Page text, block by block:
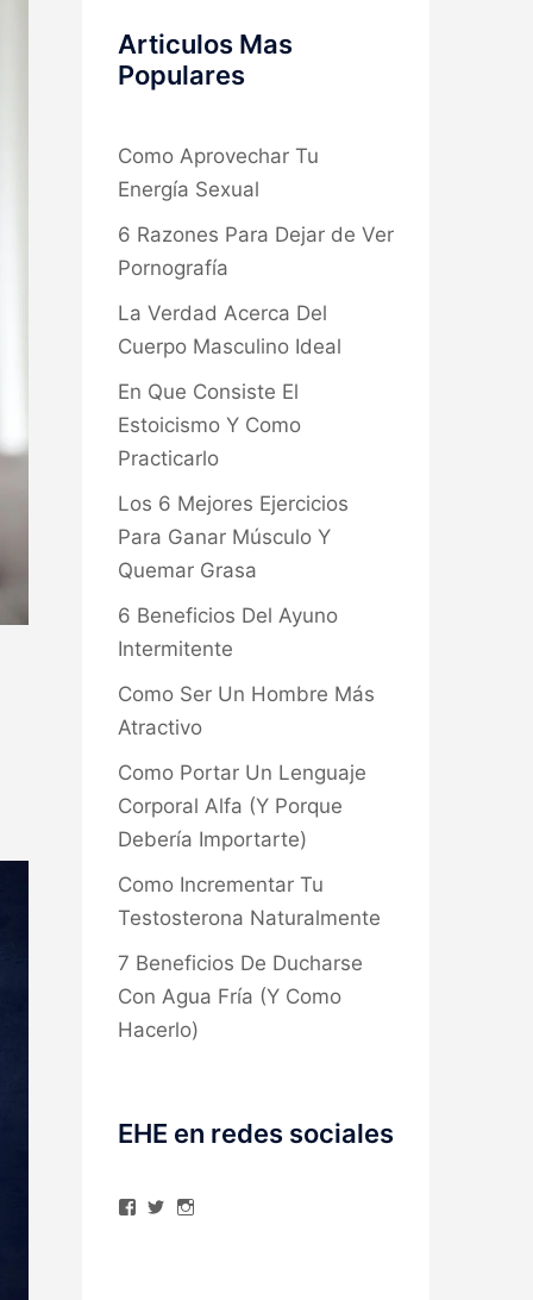
Articulos Mas
Populares
Como Aprovechar Tu
Energía Sexual
6 Razones Para Dejar de Ver
Pornografía
La Verdad Acerca Del
Cuerpo Masculino Ideal
En Que Consiste El
Estoicismo Y Como
Practicarlo
Los 6 Mejores Ejercicios
Para Ganar Músculo Y
Quemar Grasa
6 Beneficios Del Ayuno
Intermitente
Como Ser Un Hombre Más
Atractivo
Como Portar Un Lenguaje
Corporal Alfa (Y Porque
Debería Importarte)
Como Incrementar Tu
Testosterona Naturalmente
7 Beneficios De Ducharse
Con Agua Fría (Y Como
Hacerlo)
EHE en redes sociales
Ver
VerVer